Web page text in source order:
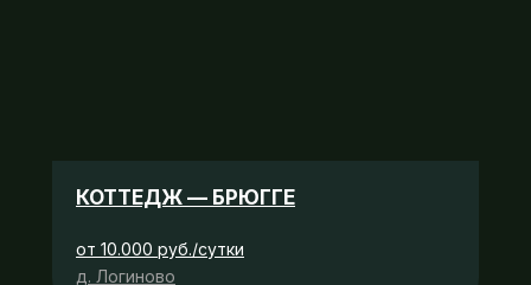
КОТТЕДЖ — БРЮГГЕ
от 10.000 руб./сутки
д. Логиново